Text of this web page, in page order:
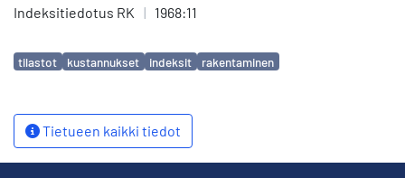
Indeksitiedotus RK | 1968:11
Avainsanat
tilastot kustannukset indeksit rakentaminen
Tietueen kaikki tiedot